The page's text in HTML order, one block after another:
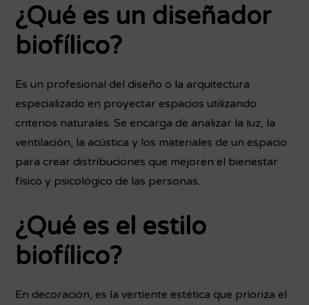
¿Qué es un diseñador
biofílico?
Es un profesional del diseño o la arquitectura
especializado en proyectar espacios utilizando
criterios naturales. Se encarga de analizar la luz, la
ventilación, la acústica y los materiales de un espacio
para crear distribuciones que mejoren el bienestar
físico y psicológico de las personas.
¿Qué es el estilo
biofílico?
En decoración, es la vertiente estética que prioriza el